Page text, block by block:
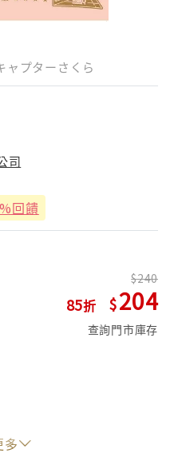
ャプターさくら
司
回饋
85
240
204
查詢門市庫存
多